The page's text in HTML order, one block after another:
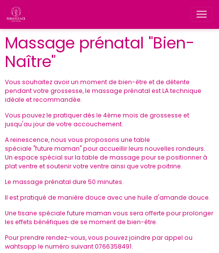
Massage prénatal "Bien-
Naître"
Vous souhaitez avoir un moment de bien-être et de détente
pendant votre grossesse, le massage prénatal est LA technique
idéale et recommandée.
Vous pouvez le pratiquer dés le 4ème mois de grossesse et
jusqu'au jour de votre accouchement.
A reinescence, nous vous proposons une table
spéciale "future maman" pour accueillir leurs nouvelles rondeurs.
Un espace spécial sur la table de massage pour se positionner à
plat ventre et soutenir votre ventre ainsi que votre poitrine.
Le massage prénatal dure 50 minutes.
Il est pratiqué de manière douce avec une huile d'amande douce.
Une tisane spéciale future maman vous sera offerte pour prolonger
les effets bénéfiques de se moment de bien-être.
Pour prendre rendez-vous, vous pouvez joindre par appel ou
wahtsapp le numéro suivant 0766358491.